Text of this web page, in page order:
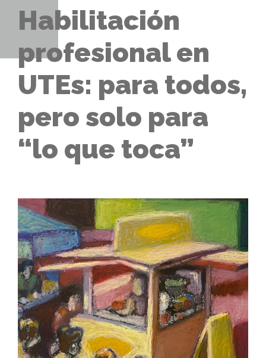
Habilitación
profesional en
UTEs: para todos,
pero solo para
“lo que toca”